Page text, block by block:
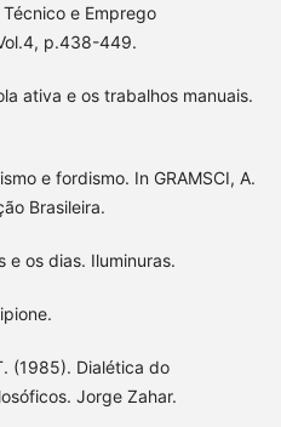
e Emprego
p.438-449.
ativa e os trabalhos manuais.
e fordismo. In GRAMSCI, A.
Brasileira.
e os dias. Iluminuras.
(1985). Dialética do
Jorge Zahar.